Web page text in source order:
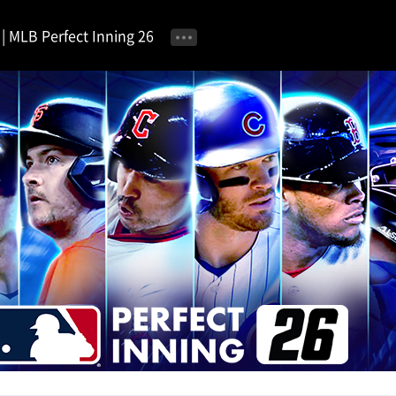
| MLB Perfect Inning 26
공지사항 이벤트 안내 자유 게시판 가이드